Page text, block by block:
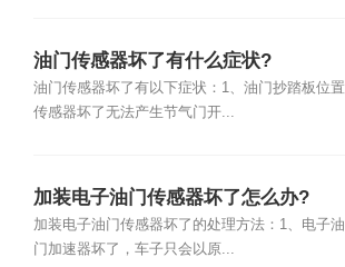
油门传感器坏了有什么症状?
油门传感器坏了有以下症状：1、油门抄踏板位置
传感器坏了无法产生节气门开...
加装电子油门传感器坏了怎么办?
加装电子油门传感器坏了的处理方法：1、电子油
门加速器坏了，车子只会以原...